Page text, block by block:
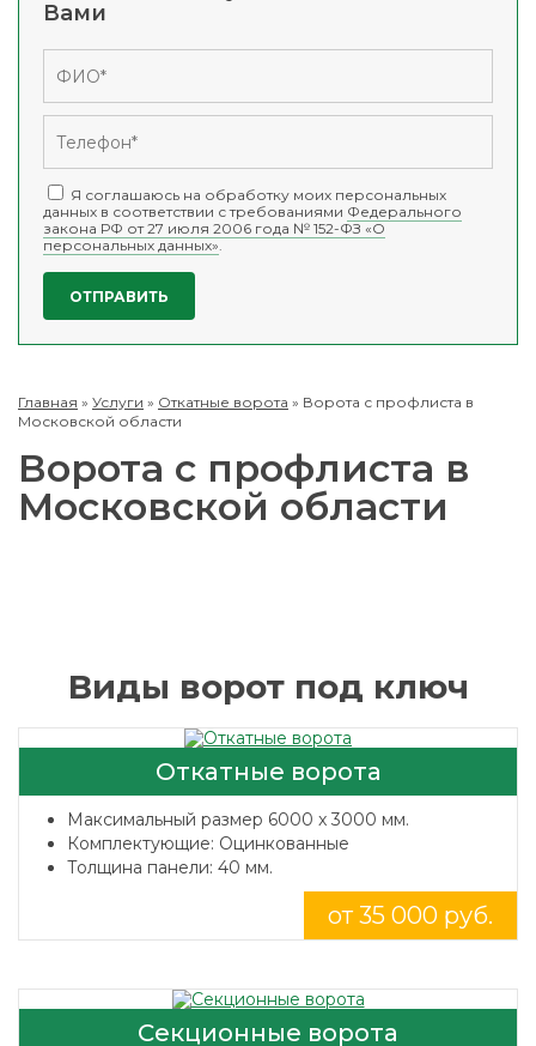
Вами
Я соглашаюсь на обработку моих персональных
данных в соответствии с требованиями Федерального
закона РФ от 27 июля 2006 года № 152-ФЗ «О
персональных данных».
Главная » Услуги » Откатные ворота » Ворота с профлиста в
Московской области
Ворота с профлиста в
Московской области
Виды ворот под ключ
Откатные ворота
Максимальный размер 6000 x 3000 мм.
Комплектующие: Оцинкованные
Толщина панели: 40 мм.
от 35 000 руб.
Секционные ворота